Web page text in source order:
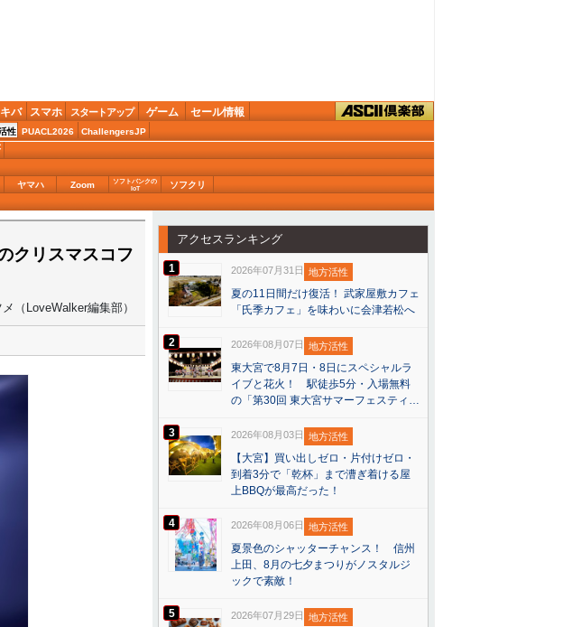
バ スマホ スタートアップ ゲーム セール情報
性 PUACL2026 ChallengersJP
ヤマハ Zoom
ソフトバンクの
IoT
ソフクリ
クリスマスコフ
（LoveWalker編集部）
アクセスランキング
1 2026年07月31日 地方活性
夏の11日間だけ復活！ 武家屋敷カフェ
「氏季カフェ」を味わいに会津若松へ
2 2026年08月07日 地方活性
東大宮で8月7日・8日にスペシャルラ
イブと花火！ 駅徒歩5分・入場無料
の「第30回 東大宮サマーフェスティ…
3 2026年08月03日 地方活性
【大宮】買い出しゼロ・片付けゼロ・
到着3分で「乾杯」まで漕ぎ着ける屋
上BBQが最高だった！
4 2026年08月06日 地方活性
夏景色のシャッターチャンス！ 信州
上田、8月の七夕まつりがノスタルジ
ックで素敵！
5 2026年07月29日 地方活性